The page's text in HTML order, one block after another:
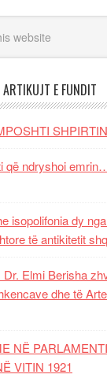
ARTIKUJT E FUNDIT
SHPIRTIN
që ndryshoi
isopolifonia dy
të antikitetit
Dr. Elmi Berisha
dhe të
NË
VITIN 1921